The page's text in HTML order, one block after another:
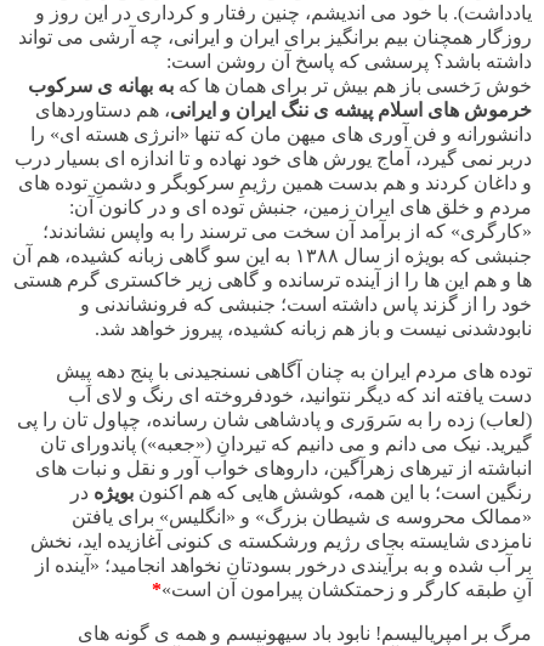
یادداشت). با خود می اندیشم، چنین رفتار و کرداری در این روز و
روزگار همچنان بیم برانگیز برای ایران و ایرانی، چه آرشی می تواند
داشته باشد؟ پرسشی که پاسخ آن روشن است:
خوش رَخسی باز هم بیش تر برای همان ها که به بهانه ی سرکوب
خرموش های اسلام پیشه ی ننگ ایران و ایرانی، هم دستاوردهای
دانشورانه و فن آوری های میهن مان که تنها «انرژی هسته ای» را
دربر نمی گیرد، آماج یورش های خود نهاده و تا اندازه ای بسیار درب
و داغان کردند و هم بدست همین رژیمِ سرکوبگر و دشمنِ توده های
مردم و خلق های ایران زمین، جنبش توده ای و در کانون آن:
«کارگری» که از برآمد آن سخت می ترسند را به واپس نشاندند؛
جنبشی که بویژه از سال ۱۳۸۸ به این سو گاهی زبانه کشیده، هم آن
ها و هم این ها را از آینده ترسانده و گاهی زیر خاکستری گرم هستی
خود را از گزند پاس داشته است؛ جنبشی که فرونشاندنی و
نابودشدنی نیست و باز هم زبانه کشیده، پیروز خواهد شد.
توده های مردم ایران به چنان آگاهی نسنجیدنی با پنج دهه پیش
دست یافته اند که دیگر نتوانید، خودفروخته ای رنگ و لای اَب
(لعاب) زده را به سَروَری و پادشاهی شان رسانده، چپاول تان را پی
گیرید. نیک می دانم و می دانیم که تیردانِ («جعبه») پاندورای تان
انباشته از تیرهای زهرآگین، داروهای خواب آور و نقل و نبات های
رنگین است؛ با این همه، کوشش هایی که هم اکنون بویژه در
«ممالک محروسه ی شیطان بزرگ» و «انگلیس» برای یافتن
نامزدی شایسته بجای رژیم ورشکسته ی کنونی آغازیده اید، نخش
بر آب شده و به برآیندی درخور بسودتان نخواهد انجامید؛ «آینده از
آنِ طبقه کارگر و زحمتکشان پیرامون آن است»*
مرگ بر امپریالیسم! نابود باد سیهونیسم و همه ی گونه های